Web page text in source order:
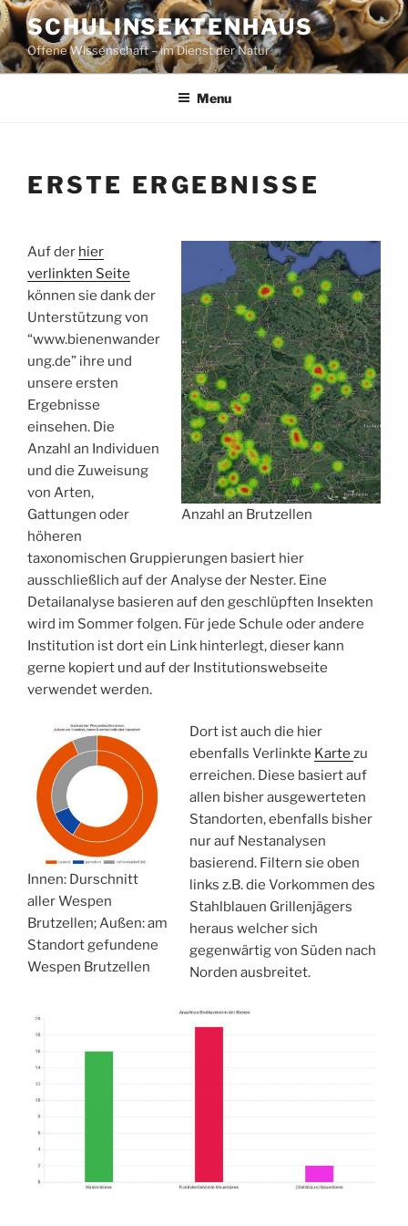
Skip
to
content
SCHULINSEKTENHAUS
Offene Wissenschaft – im Dienst der Natur
Menu
ERSTE ERGEBNISSE
Anzahl an Brutzellen
Auf der hier
verlinkten Seite
können sie dank der
Unterstützung von
“www.bienenwander
ung.de” ihre und
unsere ersten
Ergebnisse
einsehen. Die
Anzahl an Individuen
und die Zuweisung
von Arten,
Gattungen oder
höheren
taxonomischen Gruppierungen basiert hier
ausschließlich auf der Analyse der Nester. Eine
Detailanalyse basieren auf den geschlüpften Insekten
wird im Sommer folgen. Für jede Schule oder andere
Institution ist dort ein Link hinterlegt, dieser kann
gerne kopiert und auf der Institutionswebseite
verwendet werden.
Innen: Durschnitt
aller Wespen
Brutzellen; Außen: am
Standort gefundene
Wespen Brutzellen
Dort ist auch die hier
ebenfalls Verlinkte Karte zu
erreichen. Diese basiert auf
allen bisher ausgewerteten
Standorten, ebenfalls bisher
nur auf Nestanalysen
basierend. Filtern sie oben
links z.B. die Vorkommen des
Stahlblauen Grillenjägers
heraus welcher sich
gegenwärtig von Süden nach
Norden ausbreitet.